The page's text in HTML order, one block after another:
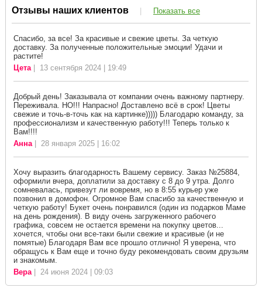
Отзывы наших клиентов | Показать все
Спасибо, за все! За красивые и свежие цветы. За четкую
доставку. За полученные положительные эмоции! Удачи и
растите!
Цета| 13 сентября 2024 | 19:49
Добрый день! Заказывала от компании очень важному партнеру.
Переживала. НО!!! Напрасно! Доставлено всё в срок! Цветы
свежие и точь-в-точь как на картинке))))) Благодарю команду, за
профессионализм и качественную работу!!! Теперь только к
Вам!!!!
Анна| 28 января 2025 | 16:02
Хочу выразить благодарность Вашему сервису. Заказ №25884,
оформили вчера, доплатили за доставку с 8 до 9 утра. Долго
сомневалась, привезут ли вовремя, но в 8:55 курьер уже
позвонил в домофон. Огромное Вам спасибо за качественную и
четкую работу! Букет очень понравился (один из подарков Маме
на день рождения). В виду очень загруженного рабочего
графика, совсем не остается времени на покупку цветов...
хочется, чтобы они все-таки были свежие и красивые (и не
помятые) Благодаря Вам все прошло отлично! Я уверена, что
обращусь к Вам еще и точно буду рекомендовать своим друзьям
и знакомым.
Вера| 24 июня 2024 | 09:03